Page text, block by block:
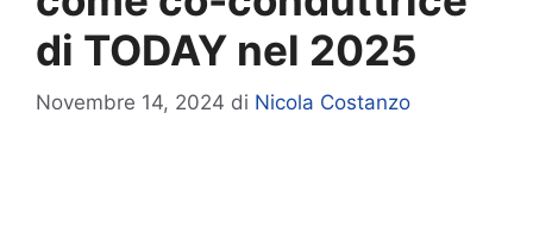
di TODAY nel 2025
Novembre 14, 2024 di Nicola Costanzo